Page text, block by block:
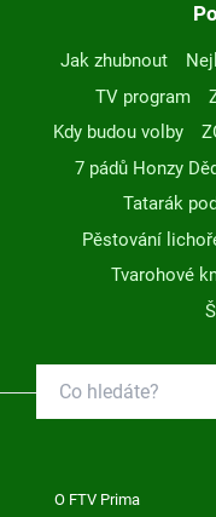
Jak zhubnout
TV program
Kdy budou volby
7 pádů Honzy
Tatarák
Pěstování
Tvarohové
O FTV Prima